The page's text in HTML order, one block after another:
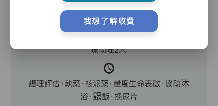
主管1人、註冊/登記護士8.5人、保健員7.5人、護
療助理2人
護理評估、執藥、核派藥、量度生命表徵、協助沐
浴、餵飯、換尿片
我想了解收費